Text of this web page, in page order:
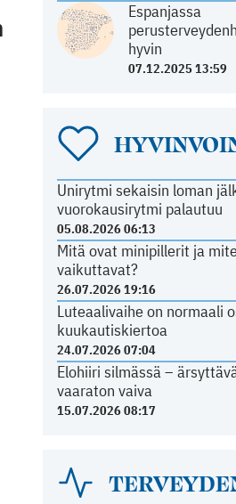
Espanjassa
hyvin
07.12.2025 13:59
Unirytmi sekaisin loman
vuorokausirytmi palautuu
05.08.2026 06:13
Mitä ovat minipillerit ja
vaikuttavat?
26.07.2026 19:16
Luteaalivaihe on normaali
kuukautiskiertoa
24.07.2026 07:04
Elohiiri silmässä –
vaaraton vaiva
15.07.2026 08:17